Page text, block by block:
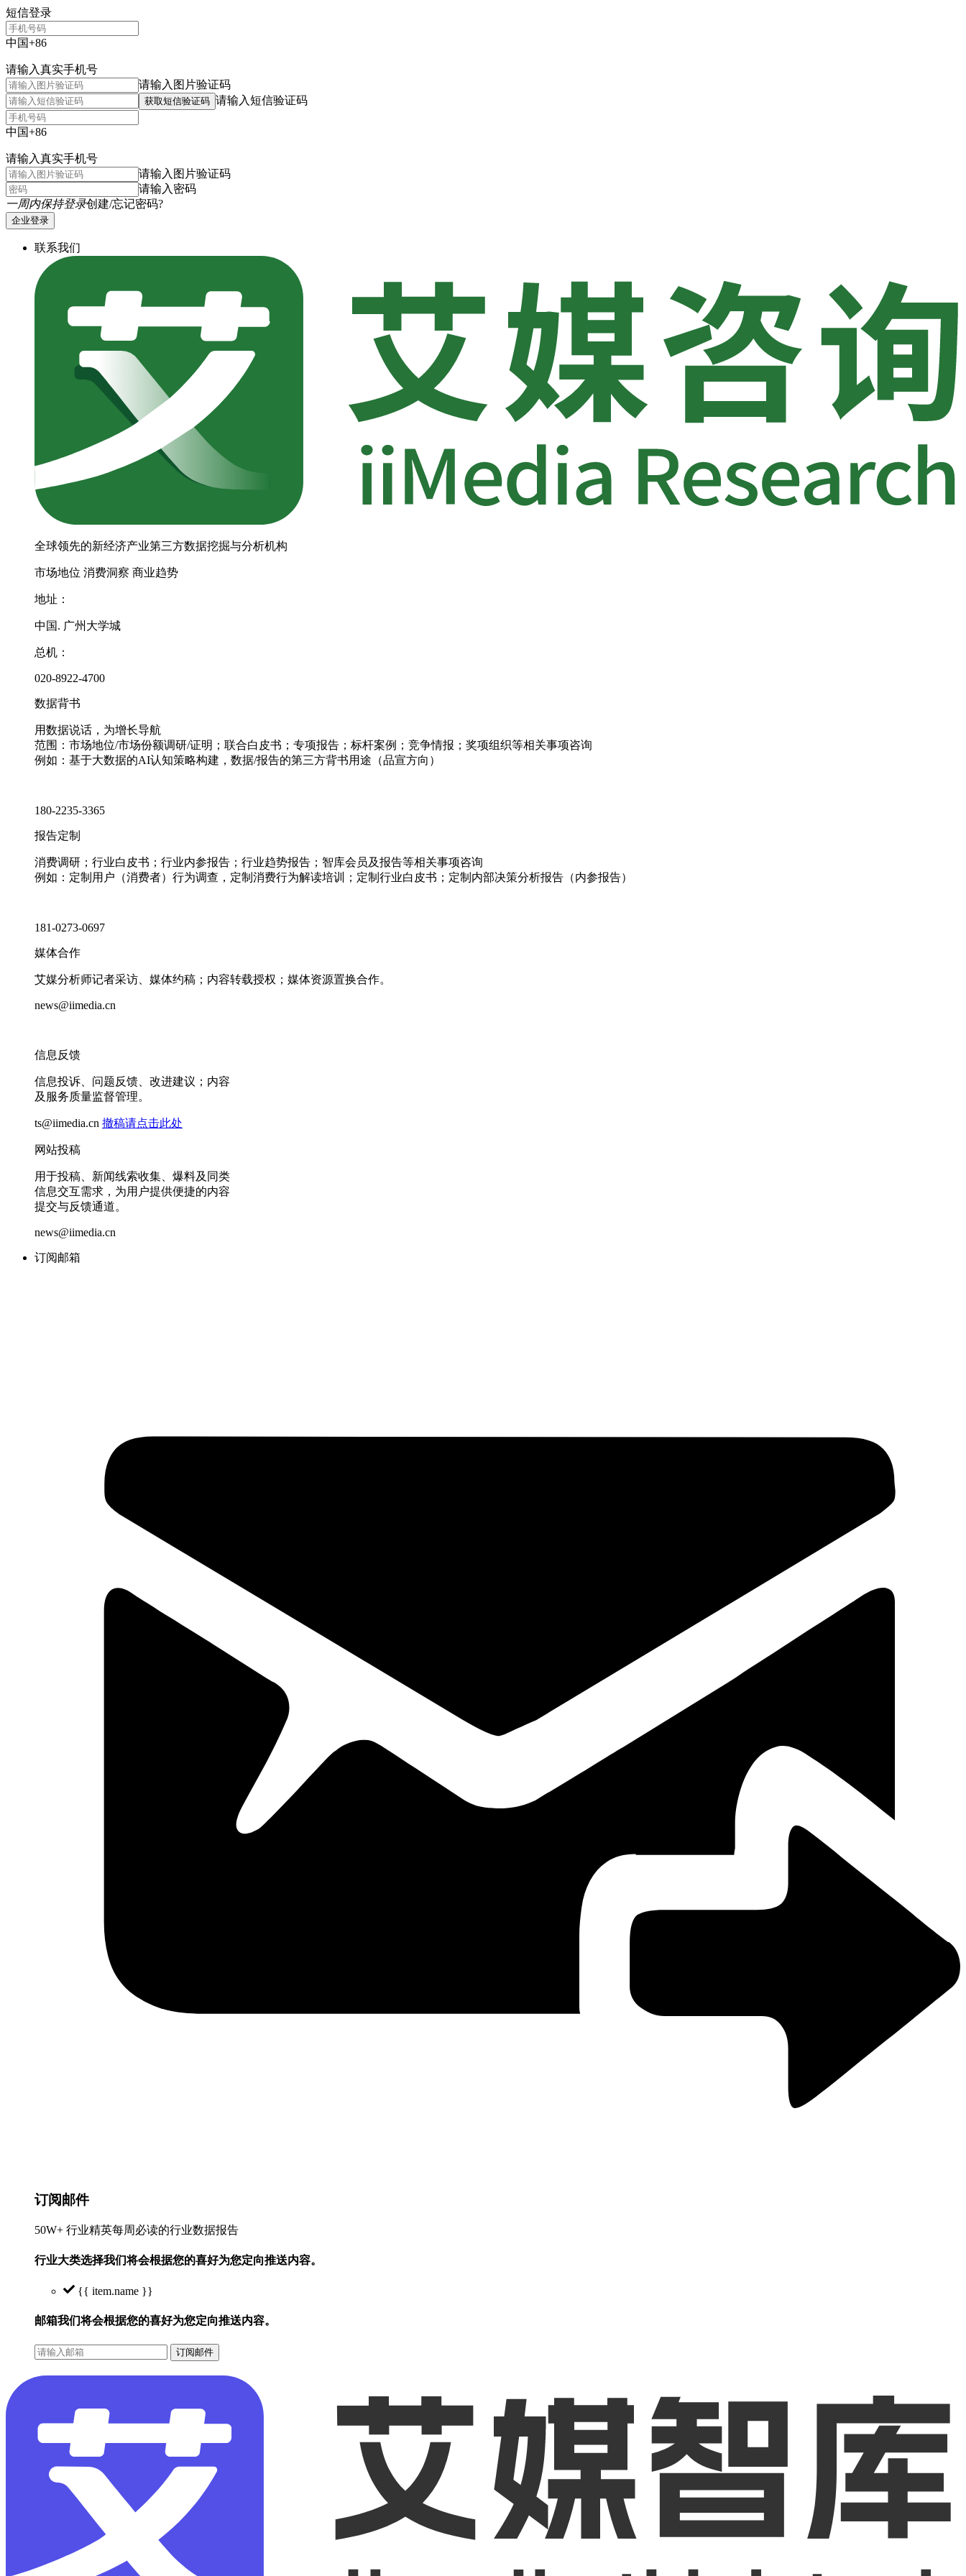
短信登录
中国+86
请输入真实手机号
请输入图片验证码
获取短信验证码 请输入短信验证码
中国+86
请输入真实手机号
请输入图片验证码
请输入密码
一周内保持登录创建/忘记密码?
企业登录
联系我们
全球领先的新经济产业第三方数据挖掘与分析机构
市场地位 消费洞察 商业趋势
地址：
中国. 广州大学城
总机：
020-8922-4700
数据背书
用数据说话，为增长导航
范围：市场地位/市场份额调研/证明；联合白皮书；专项报告；标杆案例；竞争情报；奖项组织等相关事项咨询
例如：基于大数据的AI认知策略构建，数据/报告的第三方背书用途（品宣方向）
180-2235-3365
报告定制
消费调研；行业白皮书；行业内参报告；行业趋势报告；智库会员及报告等相关事项咨询
例如：定制用户（消费者）行为调查，定制消费行为解读培训；定制行业白皮书；定制内部决策分析报告（内参报告）
181-0273-0697
媒体合作
艾媒分析师记者采访、媒体约稿；内容转载授权；媒体资源置换合作。
news@iimedia.cn
信息反馈
信息投诉、问题反馈、改进建议；内容
及服务质量监督管理。
ts@iimedia.cn 撤稿请点击此处
网站投稿
用于投稿、新闻线索收集、爆料及同类
信息交互需求，为用户提供便捷的内容
提交与反馈通道。
news@iimedia.cn
订阅邮箱
订阅邮件
50W+ 行业精英每周必读的行业数据报告
行业大类选择我们将会根据您的喜好为您定向推送内容。
{{ item.name }}
邮箱我们将会根据您的喜好为您定向推送内容。
订阅邮件